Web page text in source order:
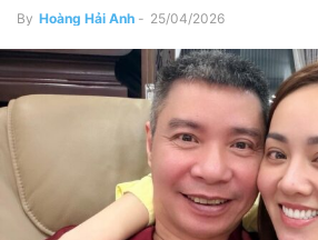
By Hoàng Hải Anh - 25/04/2026